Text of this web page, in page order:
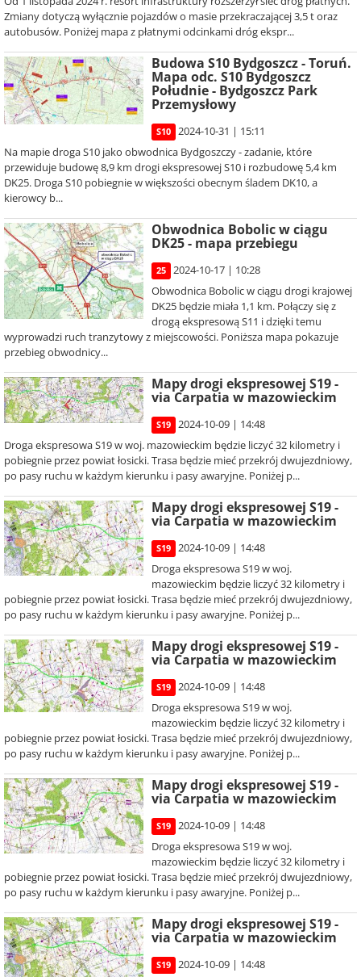
Zmiany dotyczą wyłącznie pojazdów o masie przekraczającej 3,5 t oraz
autobusów. Poniżej mapa z płatnymi odcinkami dróg ekspr...
Budowa S10 Bydgoszcz - Toruń.
Mapa odc. S10 Bydgoszcz
Południe - Bydgoszcz Park
Przemysłowy
S10
2024-10-31 | 15:11
Na mapie droga S10 jako obwodnica Bydgoszczy - zadanie, które
przewiduje budowę 8,9 km drogi ekspresowej S10 i rozbudowę 5,4 km
DK25. Droga S10 pobiegnie w większości obecnym śladem DK10, a
kierowcy b...
Obwodnica Bobolic w ciągu
DK25 - mapa przebiegu
25
2024-10-17 | 10:28
Obwodnica Bobolic w ciągu drogi krajowej
DK25 będzie miała 1,1 km. Połączy się z
drogą ekspresową S11 i dzięki temu
wyprowadzi ruch tranzytowy z miejscowości. Poniższa mapa pokazuje
przebieg obwodnicy...
Mapy drogi ekspresowej S19 -
via Carpatia w mazowieckim
S19
2024-10-09 | 14:48
Droga ekspresowa S19 w woj. mazowieckim będzie liczyć 32 kilometry i
pobiegnie przez powiat łosicki. Trasa będzie mieć przekrój dwujezdniowy,
po pasy ruchu w każdym kierunku i pasy awaryjne. Poniżej p...
Mapy drogi ekspresowej S19 -
via Carpatia w mazowieckim
S19
2024-10-09 | 14:48
Droga ekspresowa S19 w woj.
mazowieckim będzie liczyć 32 kilometry i
pobiegnie przez powiat łosicki. Trasa będzie mieć przekrój dwujezdniowy,
po pasy ruchu w każdym kierunku i pasy awaryjne. Poniżej p...
Mapy drogi ekspresowej S19 -
via Carpatia w mazowieckim
S19
2024-10-09 | 14:48
Droga ekspresowa S19 w woj.
mazowieckim będzie liczyć 32 kilometry i
pobiegnie przez powiat łosicki. Trasa będzie mieć przekrój dwujezdniowy,
po pasy ruchu w każdym kierunku i pasy awaryjne. Poniżej p...
Mapy drogi ekspresowej S19 -
via Carpatia w mazowieckim
S19
2024-10-09 | 14:48
Droga ekspresowa S19 w woj.
mazowieckim będzie liczyć 32 kilometry i
pobiegnie przez powiat łosicki. Trasa będzie mieć przekrój dwujezdniowy,
po pasy ruchu w każdym kierunku i pasy awaryjne. Poniżej p...
Mapy drogi ekspresowej S19 -
via Carpatia w mazowieckim
S19
2024-10-09 | 14:48